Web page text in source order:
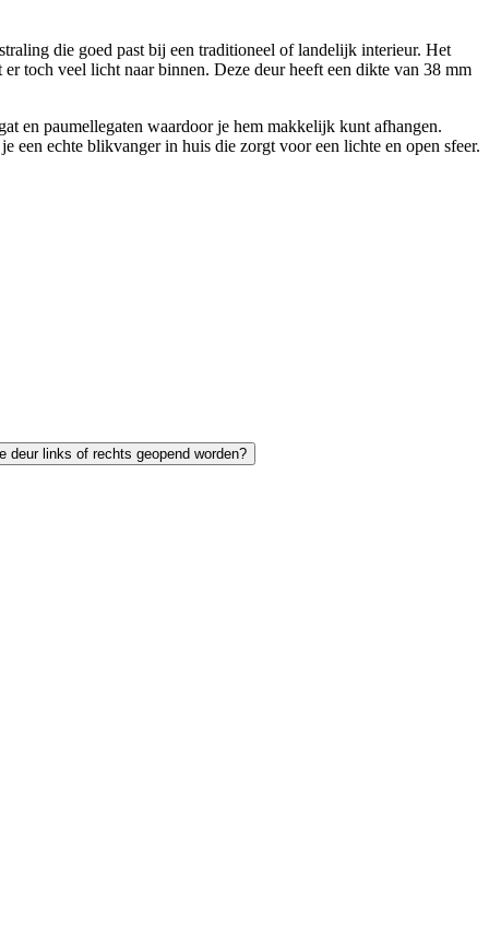
die goed past bij een traditioneel of landelijk interieur. Het
toch veel licht naar binnen. Deze deur heeft een dikte van 38 mm
en paumellegaten waardoor je hem makkelijk kunt afhangen.
een echte blikvanger in huis die zorgt voor een lichte en open sfeer.
deur links of rechts geopend worden?